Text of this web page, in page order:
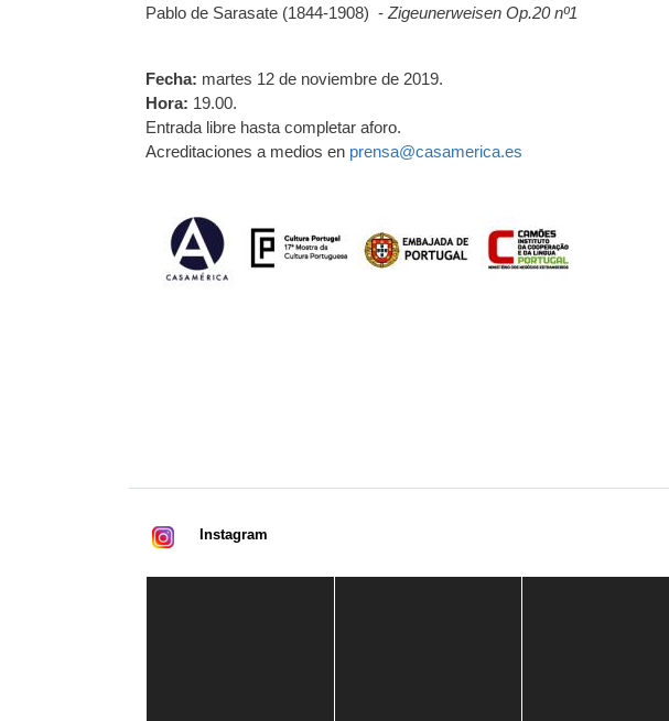
Pablo de Sarasate (1844-1908) - Zigeunerweisen Op.20 nº1
Fecha: martes 12 de noviembre de 2019.
Hora: 19.00.
Entrada libre hasta completar aforo.
Acreditaciones a medios en prensa@casamerica.es
Instagram